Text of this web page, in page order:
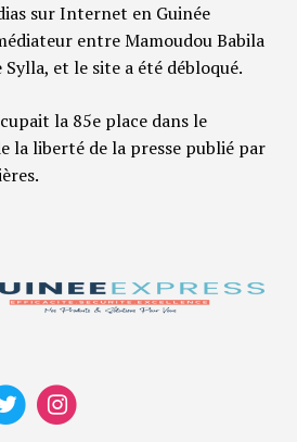
sur Internet en Guinée
entre Mamoudou Babila
et le site a été débloqué.
la 85e place dans le
la liberté de la presse publié par